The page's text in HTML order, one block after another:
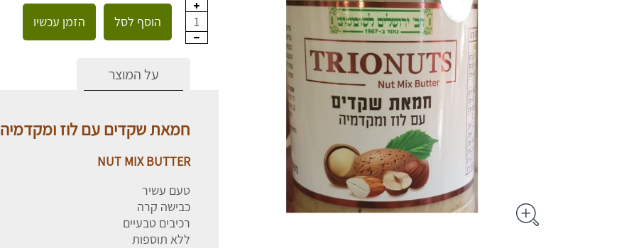
1 הוסף לסל הזמן עכשיו
על המוצר
חמאת שקדים עם לוז ומקדמיה
NUT MIX BUTTER
טעם עשיר
כבישה קרה
רכיבים טבעיים
ללא תוספות